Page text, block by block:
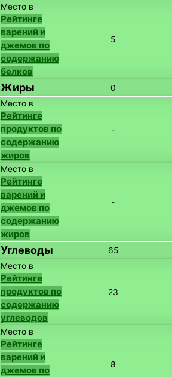
Место в
Рейтинге
варений и
джемов по
содержанию
белков
5
Жиры
0
Место в
Рейтинге
продуктов по
содержанию
жиров
-
Место в
Рейтинге
варений и
джемов по
содержанию
жиров
-
Углеводы
65
Место в
Рейтинге
продуктов по
содержанию
углеводов
23
Место в
Рейтинге
варений и
джемов по
8